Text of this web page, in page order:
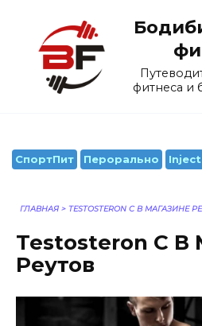
содержанию
фитнеса и
СпортПит Перорально Inject
ГЛАВНАЯ > TESTOSTERON C В МАГАЗИНЕ
Testosteron C В
Реутов